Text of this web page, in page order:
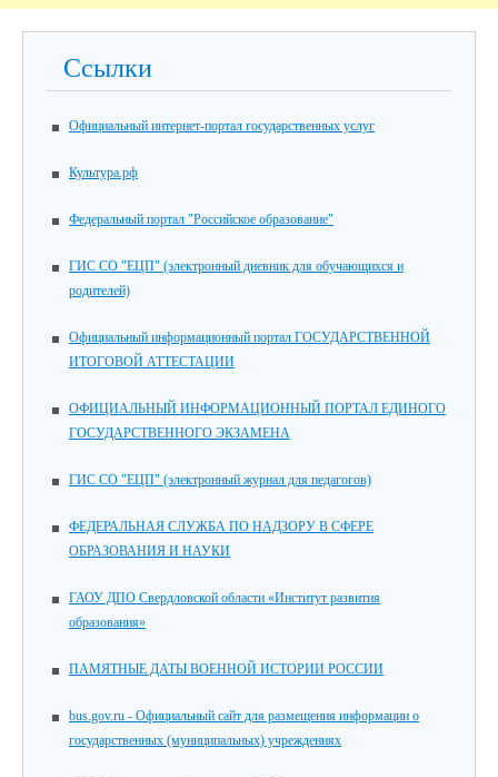
Ссылки
Официальный интернет-портал государственных услуг
Культура.рф
Федеральный портал "Российское образование"
ГИС СО "ЕЦП" (электронный дневник для обучающихся и
родителей)
Официальный информационный портал ГОСУДАРСТВЕННОЙ
ИТОГОВОЙ АТТЕСТАЦИИ
ОФИЦИАЛЬНЫЙ ИНФОРМАЦИОННЫЙ ПОРТАЛ ЕДИНОГО
ГОСУДАРСТВЕННОГО ЭКЗАМЕНА
ГИС СО "ЕЦП" (электронный журнал для педагогов)
ФЕДЕРАЛЬНАЯ СЛУЖБА ПО НАДЗОРУ В СФЕРЕ
ОБРАЗОВАНИЯ И НАУКИ
ГАОУ ДПО Свердловской области «Институт развития
образования»
ПАМЯТНЫЕ ДАТЫ ВОЕННОЙ ИСТОРИИ РОССИИ
bus.gov.ru - Официальный сайт для размещения информации о
государственных (муниципальных) учреждениях